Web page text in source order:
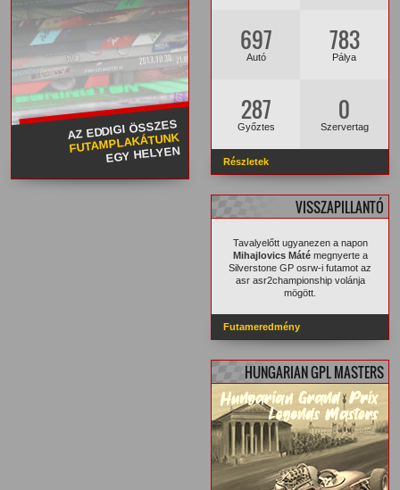
AZ EDDIGI ÖSSZES
FUTAMPLAKÁTUNK
EGY HELYEN
697
Autó
783
Pálya
287
Győztes
0
Szervertag
Részletek
VISSZAPILLANTÓ
Tavalyelőtt ugyanezen a napon
Mihajlovics Mátémegnyerte a
Silverstone GP osrw-i futamot az
asr asr2championship volánja
mögött.
Futameredmény
HUNGARIAN GPL MASTERS